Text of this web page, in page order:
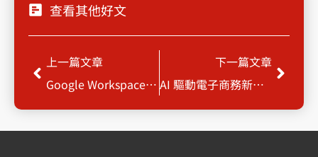
查看其他好文
上一頁
上一篇文章
Google Workspace 教育訓練課程
下一篇文章
AI 驅動電子商務新未來
下一